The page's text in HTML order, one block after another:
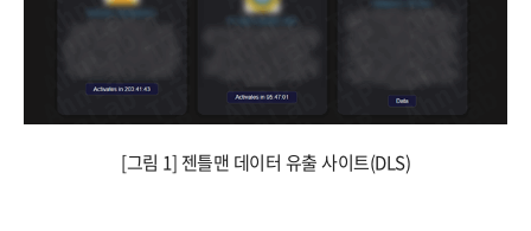
[그림 1] 젠틀맨 데이터 유출 사이트(DLS)